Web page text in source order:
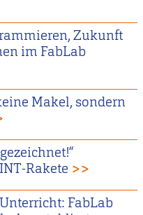
Zukunft
im FabLab
Makel, sondern
Rakete >>
FabLab